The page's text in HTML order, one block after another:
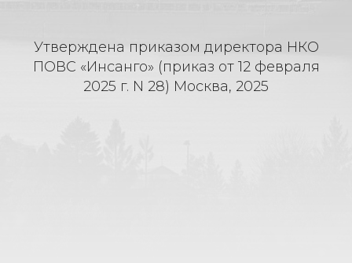
Утверждена приказом директора НКО
ПОВС «Инсанго» (приказ от 12 февраля
2025 г. N 28) Москва, 2025